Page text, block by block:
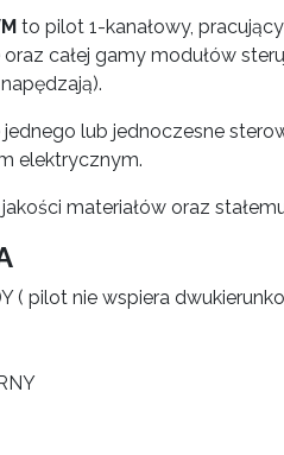
to pilot 1-kanałowy,
oraz całej gamy modułów
lub jednoczesne
elektrycznym.
materiałów oraz
( pilot nie wspiera